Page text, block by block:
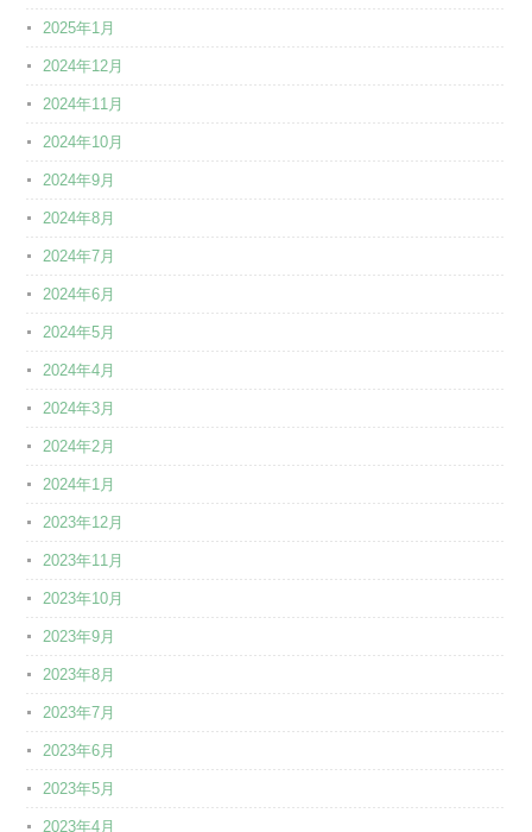
2025年1月
2024年12月
2024年11月
2024年10月
2024年9月
2024年8月
2024年7月
2024年6月
2024年5月
2024年4月
2024年3月
2024年2月
2024年1月
2023年12月
2023年11月
2023年10月
2023年9月
2023年8月
2023年7月
2023年6月
2023年5月
2023年4月